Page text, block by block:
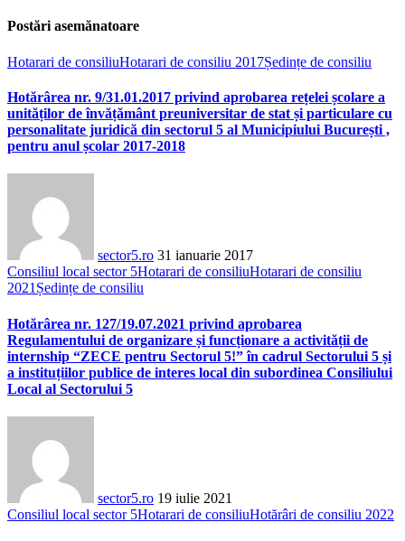
Postări asemănatoare
Hotarari de consiliuHotarari de consiliu 2017Ședințe de consiliu
Hotărârea nr. 9/31.01.2017 privind aprobarea rețelei școlare a
unităților de învățământ preuniversitar de stat și particulare cu
personalitate juridică din sectorul 5 al Municipiului București ,
pentru anul școlar 2017-2018
sector5.ro 31 ianuarie 2017
Consiliul local sector 5Hotarari de consiliuHotarari de consiliu
2021 Ședințe de consiliu
Hotărârea nr. 127/19.07.2021 privind aprobarea
Regulamentului de organizare și funcționare a activității de
internship “ZECE pentru Sectorul 5!” în cadrul Sectorului 5 și
a instituțiilor publice de interes local din subordinea Consiliului
Local al Sectorului 5
sector5.ro 19 iulie 2021
Consiliul local sector 5Hotarari de consiliuHotărâri de consiliu 2022